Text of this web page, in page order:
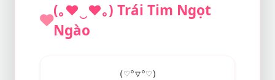
(｡♥ ♥｡) Trái Tim Ngọt
Ngào
(♡°▽°♡)